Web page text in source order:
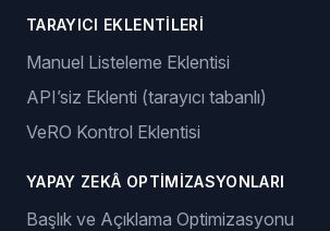
TARAYICI EKLENTILERI
Manuel Listeleme Eklentisi
API’siz Eklenti (tarayıcı tabanlı)
VeRO Kontrol Eklentisi
YAPAY ZEKÂ OPTIMIZASYONLARI
Başlık ve Açıklama Optimizasyonu